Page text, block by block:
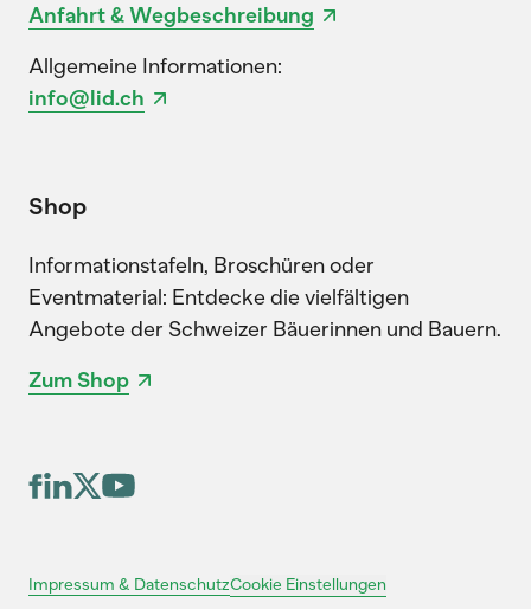
Anfahrt & Wegbeschreibung
Allgemeine Informationen:
info@lid.ch
Shop
Informationstafeln, Broschüren oder
Eventmaterial: Entdecke die vielfältigen
Angebote der Schweizer Bäuerinnen und Bauern.
Zum Shop
Impressum & DatenschutzCookie Einstellungen